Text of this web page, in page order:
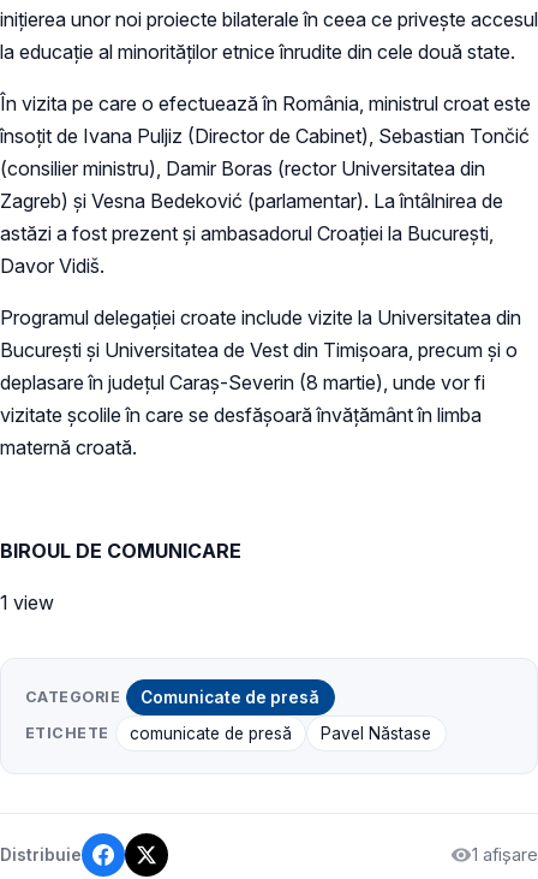
inițierea unor noi proiecte bilaterale în ceea ce privește accesul
la educație al minorităților etnice înrudite din cele două state.
În vizita pe care o efectuează în România, ministrul croat este
însoțit de Ivana Puljiz (Director de Cabinet), Sebastian Tončić
(consilier ministru), Damir Boras (rector Universitatea din
Zagreb) și Vesna Bedeković (parlamentar). La întâlnirea de
astăzi a fost prezent și ambasadorul Croației la București,
Davor Vidiš.
Programul delegației croate include vizite la Universitatea din
București și Universitatea de Vest din Timișoara, precum și o
deplasare în județul Caraș-Severin (8 martie), unde vor fi
vizitate școlile în care se desfășoară învățământ în limba
maternă croată.
BIROUL DE COMUNICARE
1 view
CATEGORIE Comunicate de presă
ETICHETE comunicate de presă Pavel Năstase
Distribuie 1 afișare